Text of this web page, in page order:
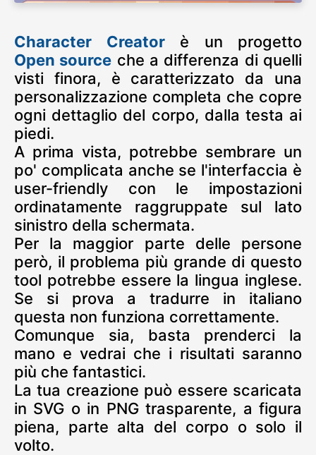
Character Creatorè un progetto
Open source che a differenza di quelli
visti finora, è caratterizzato da una
personalizzazione completa che copre
ogni dettaglio del corpo, dalla testa ai
piedi.
A prima vista, potrebbe sembrare un
po' complicata anche se l'interfaccia è
user-friendly con le impostazioni
ordinatamente raggruppate sul lato
sinistro della schermata.
Per la maggior parte delle persone
però, il problema più grande di questo
tool potrebbe essere la lingua inglese.
Se si prova a tradurre in italiano
questa non funziona correttamente.
Comunque sia, basta prenderci la
mano e vedrai che i risultati saranno
più che fantastici.
La tua creazione può essere scaricata
in SVG o in PNG trasparente, a figura
piena, parte alta del corpo o solo il
volto.